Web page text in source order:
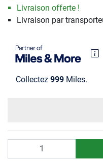
Livraison offerte !
Livraison par
Collectez 999 Miles.